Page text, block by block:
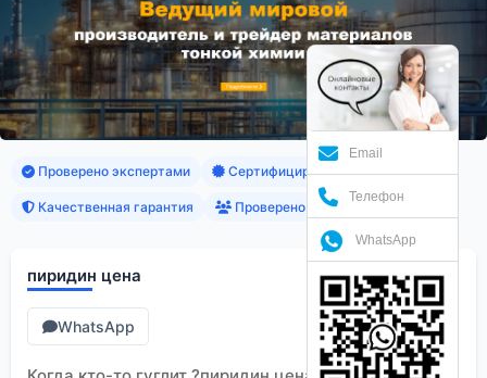
Проверено экспертами Сертифицированные продукты
Качественная гарантия Проверено клиентами
пиридин цена
WhatsApp
Email
Телефон
WhatsApp